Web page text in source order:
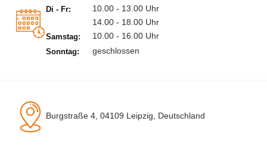
Di - Fr:
10.00 - 13.00 Uhr
14.00 - 18.00 Uhr
Samstag: 10.00 - 16.00 Uhr
Sonntag: geschlossen
Burgstraße 4, 04109 Leipzig, Deutschland